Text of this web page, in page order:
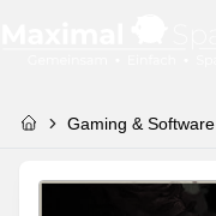
Gaming & Software